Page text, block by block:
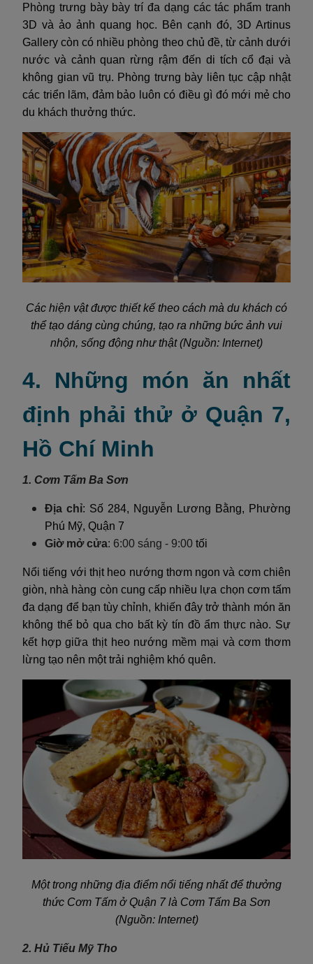
Phòng trưng bày bày trí đa dạng các tác phẩm tranh
3D và ảo ảnh quang học. Bên cạnh đó, 3D Artinus
Gallery còn có nhiều phòng theo chủ đề, từ cảnh dưới
nước và cảnh quan rừng rậm đến di tích cổ đại và
không gian vũ trụ. Phòng trưng bày liên tục cập nhật
các triển lãm, đảm bảo luôn có điều gì đó mới mẻ cho
du khách thưởng thức.
Các hiện vật được thiết kế theo cách mà du khách có
thể tạo dáng cùng chúng, tạo ra những bức ảnh vui
nhộn, sống động như thật (Nguồn: Internet)
4. Những món ăn nhất
định phải thử ở Quận 7,
Hồ Chí Minh
1. Cơm Tấm Ba Sơn
Địa chỉ: Số 284, Nguyễn Lương Bằng, Phường
Phú Mỹ, Quận 7
Giờ mở cửa: 6:00 sáng - 9:00 tối
Nổi tiếng với thịt heo nướng thơm ngon và cơm chiên
giòn, nhà hàng còn cung cấp nhiều lựa chọn cơm tấm
đa dạng để bạn tùy chỉnh, khiến đây trở thành món ăn
không thể bỏ qua cho bất kỳ tín đồ ẩm thực nào. Sự
kết hợp giữa thịt heo nướng mềm mại và cơm thơm
lừng tạo nên một trải nghiệm khó quên.
Một trong những địa điểm nổi tiếng nhất để thưởng
thức Cơm Tấm ở Quận 7 là Cơm Tấm Ba Sơn
(Nguồn: Internet)
2. Hủ Tiếu Mỹ Tho